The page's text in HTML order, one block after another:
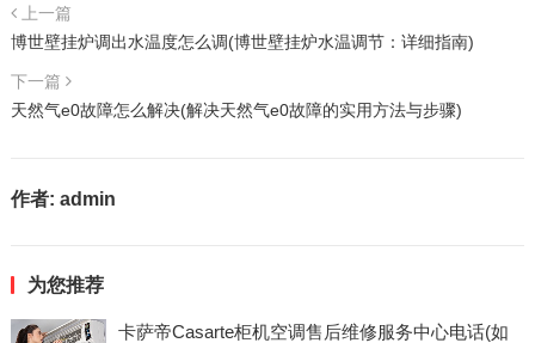
上一篇
博世壁挂炉调出水温度怎么调(博世壁挂炉水温调节：详细指南)
下一篇
天然气e0故障怎么解决(解决天然气e0故障的实用方法与步骤)
作者: admin
为您推荐
卡萨帝Casarte柜机空调售后维修服务中心电话(如